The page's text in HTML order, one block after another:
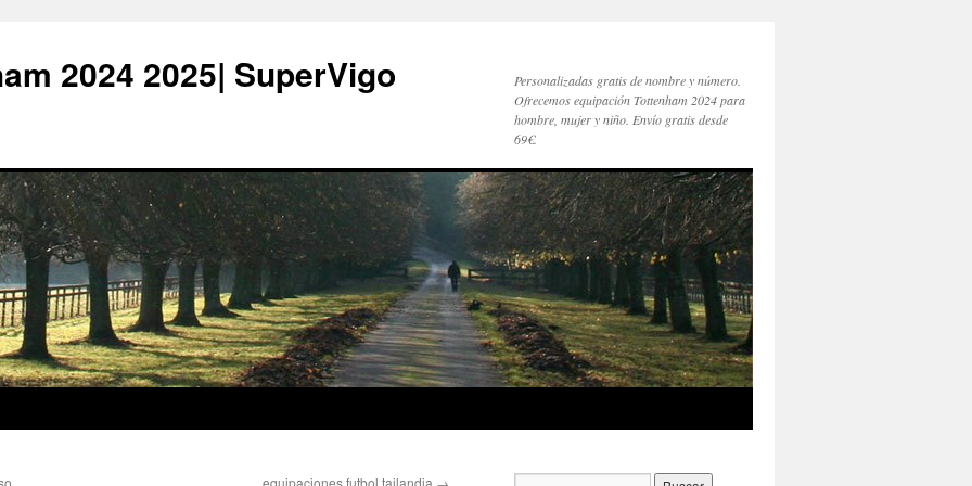
2024 2025| SuperVigo
Personalizadas gratis de nombre y número.
Ofrecemos equipación Tottenham 2024 para
hombre, mujer y niño. Envío gratis desde
69€.
equipaciones futbol tailandia →